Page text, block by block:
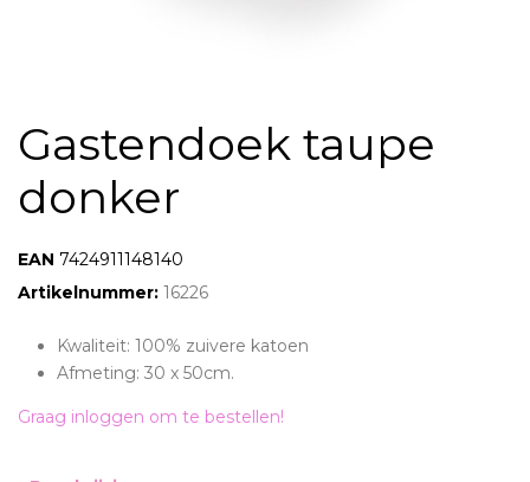
Gastendoek taupe
donker
EAN: 7424911148140
Artikelnummer: 16226
Kwaliteit: 100% zuivere katoen
Afmeting: 30 x 50cm.
Graag inloggen om te bestellen!